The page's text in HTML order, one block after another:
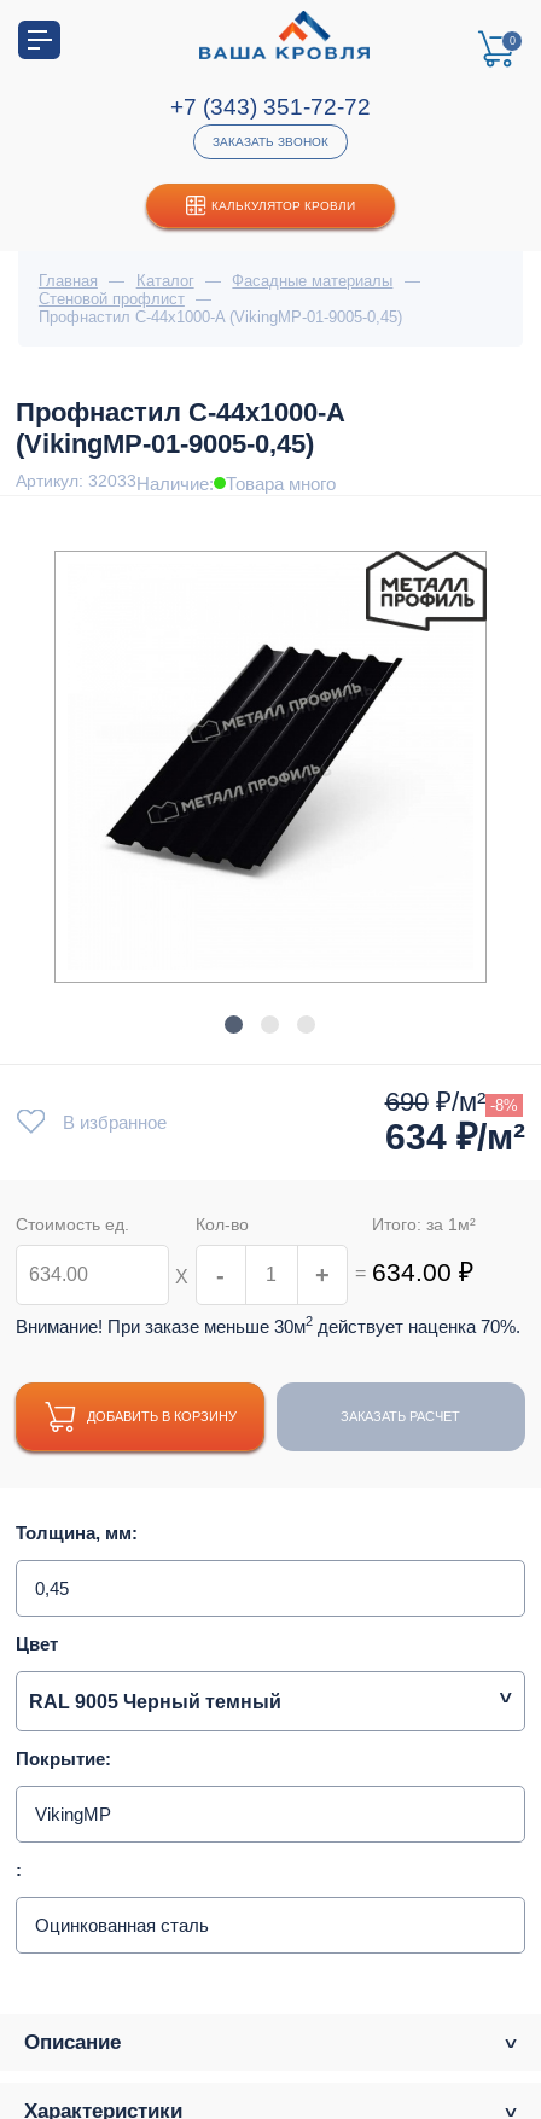
КАЛЬКУЛЯТОР КРОВЛИ
0
+7 (343) 351-72-72
ЗАКАЗАТЬ ЗВОНОК
Главная — Каталог — Фасадные материалы
—
Стеновой профлист
—
Профнастил С-44x1000-A (VikingMP-01-9005-0,45)
Профнастил С-44x1000-A
(VikingMP-01-9005-0,45)
Артикул: 32033Наличие: Товара много
В избранное
690₽/м² -8%
634₽/м²
Стоимость ед.
Х
Кол-во
- + =
Итого: за 1 м²
634.00 ₽
Внимание! При заказе меньше 30м2 действует наценка 70%.
ДОБАВИТЬ В КОРЗИНУ ЗАКАЗАТЬ РАСЧЕТ
Толщина, мм:
0,45
Цвет
RAL 9005 Черный темный
Покрытие:
VikingMP
:
Оцинкованная сталь
Описание
Характеристики